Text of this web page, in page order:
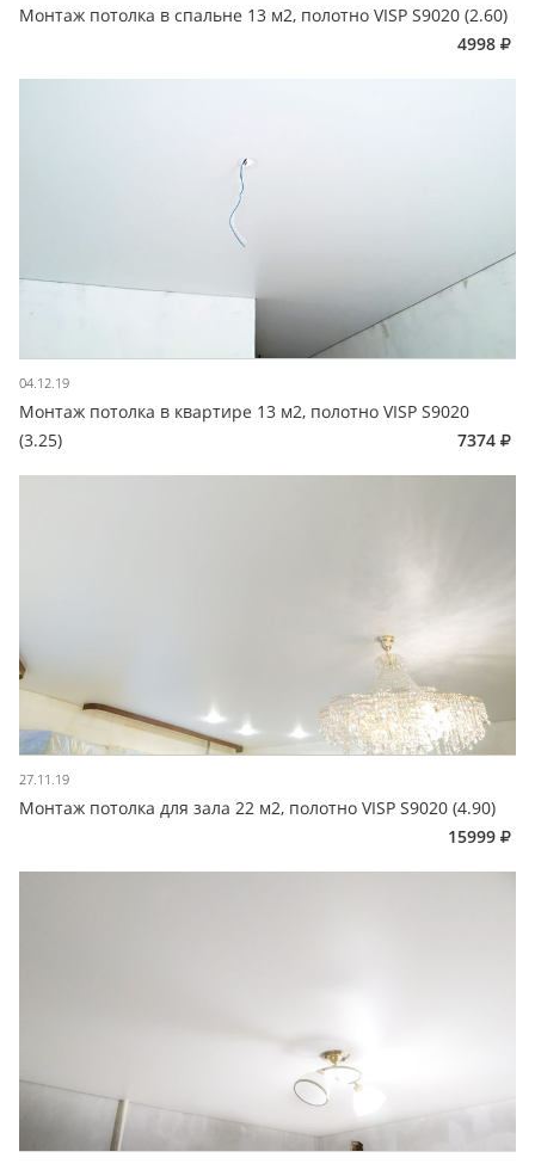
Монтаж потолка в спальне 13 м2, полотно VISP S9020 (2.60)
4998
04.12.19
Монтаж потолка в квартире 13 м2, полотно VISP S9020
(3.25)
7374
27.11.19
Монтаж потолка для зала 22 м2, полотно VISP S9020 (4.90)
15999